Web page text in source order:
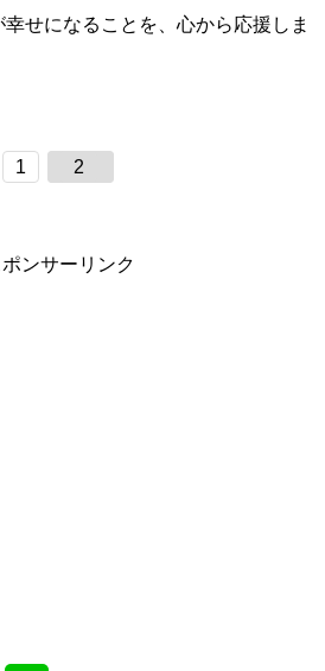
せになることを、心から応援しま
1 2
ンサーリンク